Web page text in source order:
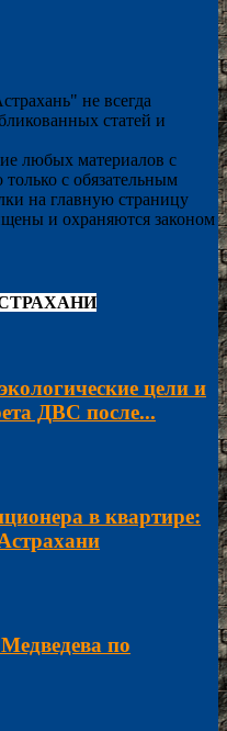
не всегда
статей и
любых материалов с
с обязательным
на главную страницу
и охраняются законом
цели и
ДВС после...
в квартире:
по